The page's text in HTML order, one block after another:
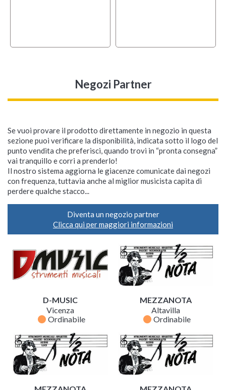
Negozi Partner
Se vuoi provare il prodotto direttamente in negozio in questa
sezione puoi verificare la disponibilità, indicata sotto il logo del
punto vendita che preferisci, quando trovi in “pronta consegna”
vai tranquillo e corri a prenderlo!
Il nostro sistema aggiorna le giacenze comunicate dai negozi
con frequenza, tuttavia anche al miglior musicista capita di
perdere qualche stacco...
Diventa un negozio partner
Clicca qui per maggiori informazioni
D-MUSIC
Vicenza
fiber_manual_record Ordinabile
MEZZANOTA
Altavilla
fiber_manual_record Ordinabile